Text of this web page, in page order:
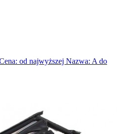
od najwyższej Nazwa: A do